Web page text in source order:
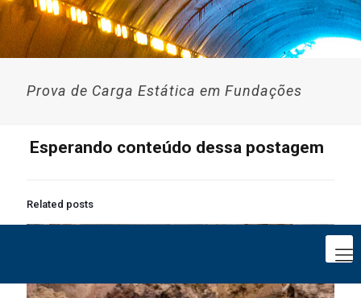
Prova de Carga Estática em Fundações
Esperando conteúdo dessa postagem
Related posts